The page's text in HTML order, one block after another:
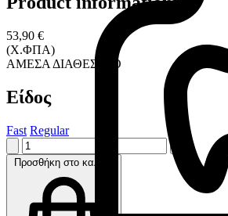
53,90 €
(Χ.ΦΠΑ)
ΑΜΕΣΑ ΔΙΑΘΕΣΙΜΟ
Είδος
Fast Regular
Προσθήκη στο καλάθι